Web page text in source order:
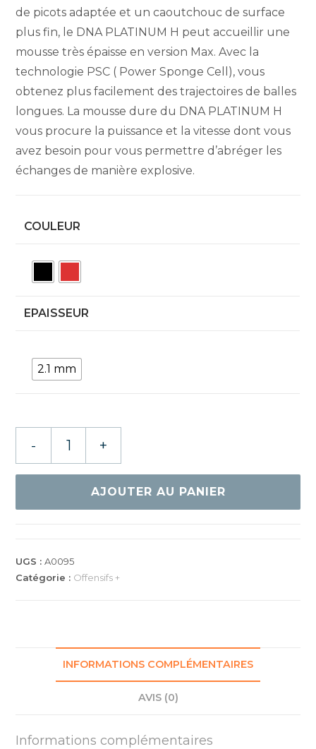
de picots adaptée et un caoutchouc de surface
plus fin, le DNA PLATINUM H peut accueillir une
mousse très épaisse en version Max. Avec la
technologie PSC ( Power Sponge Cell), vous
obtenez plus facilement des trajectoires de balles
longues. La mousse dure du DNA PLATINUM H
vous procure la puissance et la vitesse dont vous
avez besoin pour vous permettre d’abréger les
échanges de manière explosive.
COULEUR
EPAISSEUR
2.1 mm
- +
AJOUTER AU PANIER
UGS :A0095
Catégorie : Offensifs +
INFORMATIONS COMPLÉMENTAIRES
AVIS (0)
Informations complémentaires